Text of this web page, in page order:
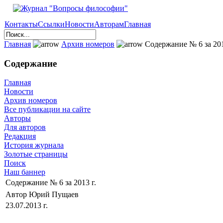
КонтактыСсылкиНовостиАвторамГлавная
Главная Архив номеров Содержание № 6 за
Содержание
Главная
Новости
Архив номеров
Все публикации на сайте
Авторы
Для авторов
Редакция
История журнала
Золотые страницы
Поиск
Наш баннер
Содержание № 6 за 2013 г.
Автор Юрий Пущаев
23.07.2013 г.